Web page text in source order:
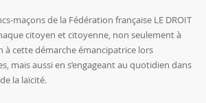
maçons de la Fédération française LE DROIT
citoyen et citoyenne, non seulement à
à cette démarche émancipatrice lors
mais aussi en s’engageant au quotidien dans
la laïcité.